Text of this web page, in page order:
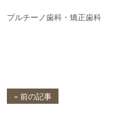
プルチーノ歯科・矯正歯科
« 前の記事